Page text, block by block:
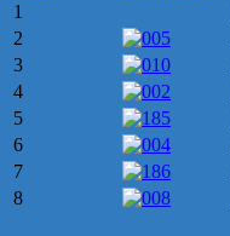
1
2
3
4
5
6
7
8